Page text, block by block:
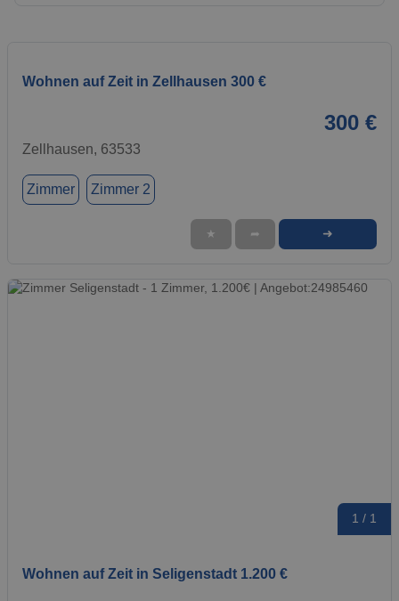
Wohnen auf Zeit in Zellhausen 300 €
300 €
Zellhausen, 63533
Zimmer Zimmer 2
★ ➦ ➜
1 / 1
Wohnen auf Zeit in Seligenstadt 1.200 €